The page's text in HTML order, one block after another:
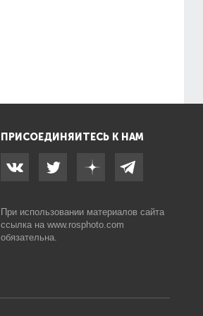
ПРИСОЕДИНЯЙТЕСЬ К НАМ
При использовании материалов сайта
ссылка на www.rosphoto.com
обязательна.